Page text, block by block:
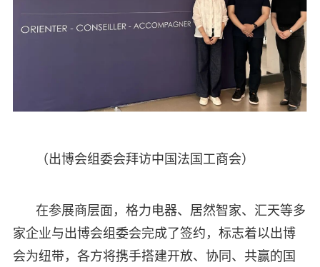
（出博会组委会拜访中国法国工商会）
在参展商层面，格力电器、居然智家、汇天等多
家企业与出博会组委会完成了签约，标志着以出博
会为纽带，各方将携手搭建开放、协同、共赢的国